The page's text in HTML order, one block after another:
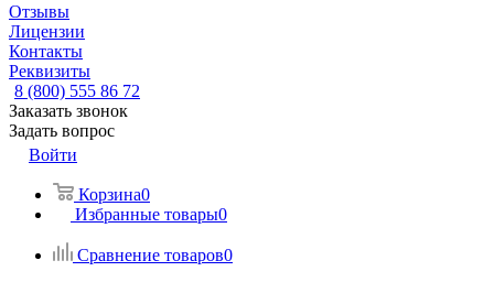
Отзывы
Лицензии
Контакты
Реквизиты
8 (800) 555 86 72
Заказать звонок
Задать вопрос
Войти
Корзина0
Избранные товары0
Сравнение товаров0